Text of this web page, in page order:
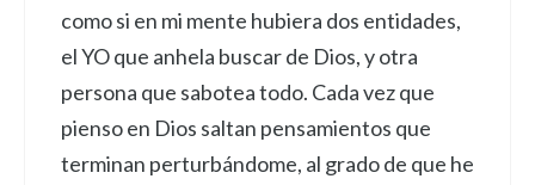
como si en mi mente hubiera dos entidades,
el YO que anhela buscar de Dios, y otra
persona que sabotea todo. Cada vez que
pienso en Dios saltan pensamientos que
terminan perturbándome, al grado de que he